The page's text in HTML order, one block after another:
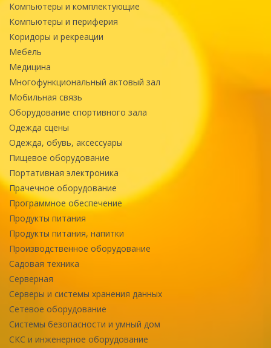
Компьютеры и комплектующие
Компьютеры и периферия
Коридоры и рекреации
Мебель
Медицина
Многофункциональный актовый зал
Мобильная связь
Оборудование спортивного зала
Одежда сцены
Одежда, обувь, аксессуары
Пищевое оборудование
Портативная электроника
Прачечное оборудование
Программное обеспечение
Продукты питания
Продукты питания, напитки
Производственное оборудование
Садовая техника
Серверная
Серверы и системы хранения данных
Сетевое оборудование
Системы безопасности и умный дом
СКС и инженерное оборудование